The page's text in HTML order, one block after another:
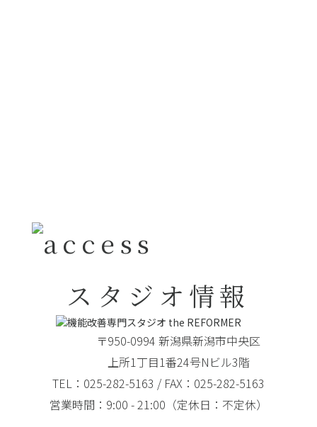
スタジオ情報
〒950-0994 新潟県新潟市中央区
上所1丁目1番24号Nビル3階
TEL：025-282-5163 / FAX：025-282-5163
営業時間：9:00 - 21:00（定休日：不定休）